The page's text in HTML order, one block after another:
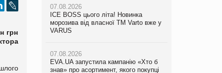
грн
07.08.2026
ICE BOSS цього літа! Новинка
морозива від власної ТМ Varto вже у
VARUS
07.08.2026
EVA.UA запустила кампанію «Хто б
знав» про асортимент, якого покупці
07.08.2026
ICE BOSS цього літа! Новинка
морозива від власної ТМ Varto вже у
VARUS
07.08.2026
EVA.UA запустила кампанію «Хто б
знав» про асортимент, якого покупці
07.08.2026
Франція заборонила рекламні дзвінки